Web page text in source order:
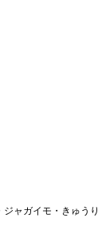
ャガイモ・きゅうり